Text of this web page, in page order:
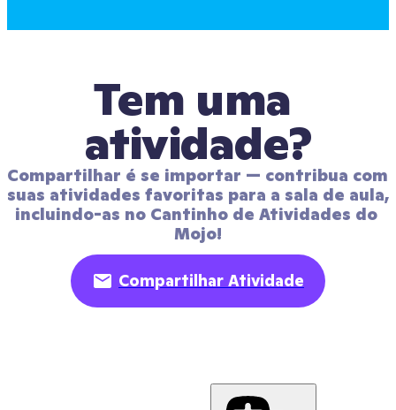
Tem uma
atividade?
Compartilhar é se importar — contribua com
suas atividades favoritas para a sala de aula,
incluindo-as no Cantinho de Atividades do
Mojo!
Compartilhar Atividade